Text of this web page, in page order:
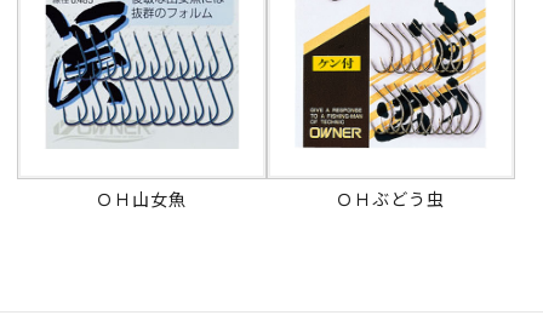
ＯＨ山女魚 ＯＨぶどう虫